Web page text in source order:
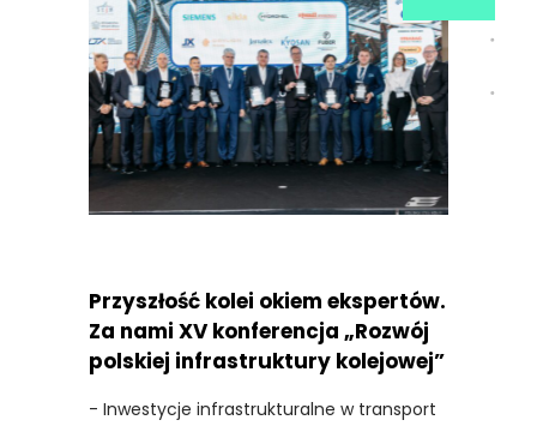
Przyszłość kolei okiem ekspertów.
Za nami XV konferencja „Rozwój
polskiej infrastruktury kolejowej”
- Inwestycje infrastrukturalne w transport